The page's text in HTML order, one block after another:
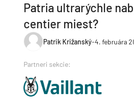
Patria ultrarýchle
centier miest?
Patrik Križanský-4. februára
Partneri sekcie: